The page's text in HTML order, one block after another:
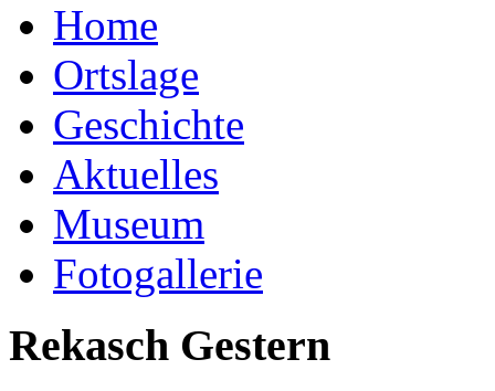
Home
Ortslage
Geschichte
Aktuelles
Museum
Fotogallerie
Rekasch Gestern